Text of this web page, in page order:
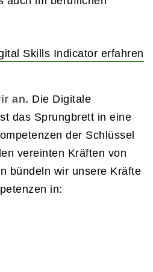
Skills Indicator erfahren
an. Die Digitale
das Sprungbrett in eine
der Schlüssel
vereinten Kräften von
bündeln wir unsere Kräfte
in: